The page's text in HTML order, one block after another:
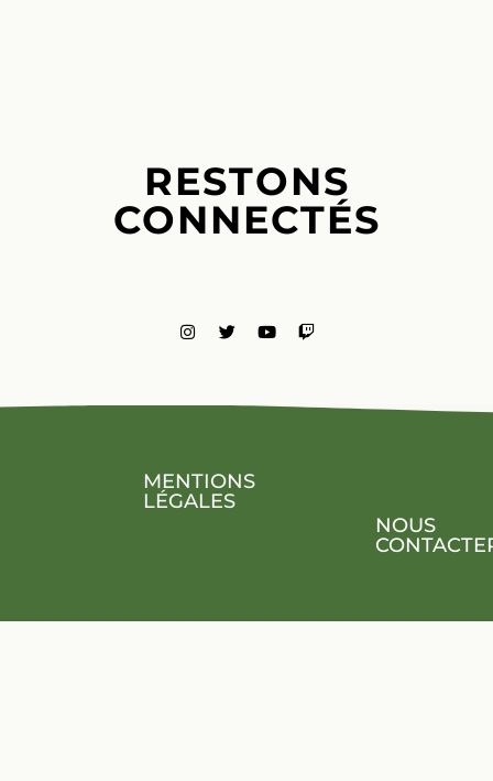
RESTONS
CONNECTÉS
MENTIONS
LÉGALES
NOUS